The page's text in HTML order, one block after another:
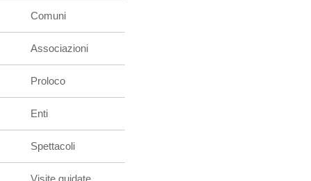
Comuni
Associazioni
Proloco
Enti
Spettacoli
Visite guidate